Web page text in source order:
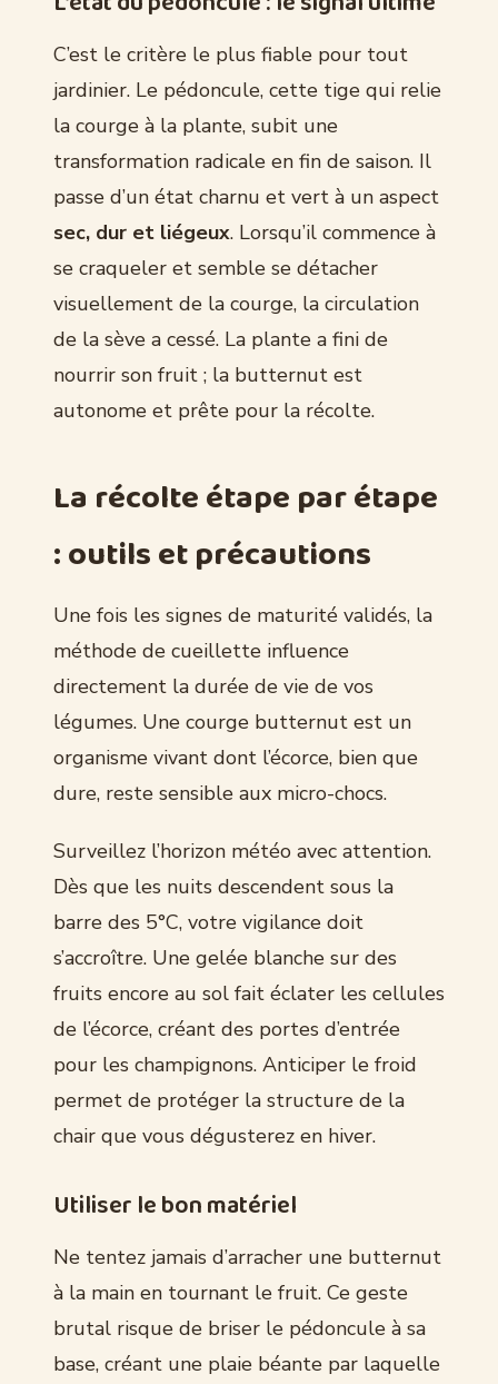
C’est le critère le plus fiable pour tout
jardinier. Le pédoncule, cette tige qui relie
la courge à la plante, subit une
transformation radicale en fin de saison. Il
passe d’un état charnu et vert à un aspect
sec, dur et liégeux. Lorsqu’il commence à
se craqueler et semble se détacher
visuellement de la courge, la circulation
de la sève a cessé. La plante a fini de
nourrir son fruit ; la butternut est
autonome et prête pour la récolte.
La récolte étape par étape
: outils et précautions
Une fois les signes de maturité validés, la
méthode de cueillette influence
directement la durée de vie de vos
légumes. Une courge butternut est un
organisme vivant dont l’écorce, bien que
dure, reste sensible aux micro-chocs.
Surveillez l’horizon météo avec attention.
Dès que les nuits descendent sous la
barre des 5°C, votre vigilance doit
s’accroître. Une gelée blanche sur des
fruits encore au sol fait éclater les cellules
de l’écorce, créant des portes d’entrée
pour les champignons. Anticiper le froid
permet de protéger la structure de la
chair que vous dégusterez en hiver.
Utiliser le bon matériel
Ne tentez jamais d’arracher une butternut
à la main en tournant le fruit. Ce geste
brutal risque de briser le pédoncule à sa
base, créant une plaie béante par laquelle